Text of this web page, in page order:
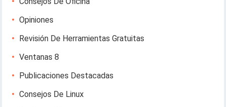
Opiniones
Revisión De Herramientas Gratuitas
Ventanas 8
Publicaciones Destacadas
Consejos De Linux